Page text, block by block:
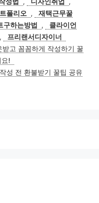
폴리오 ,
재택근무꿀
구하는방법 ,
클라이언
,
프리랜서디자이너
고 꼼꼼하게 작성하기 꿀
!
성 전 환불받기 꿀팁 공유